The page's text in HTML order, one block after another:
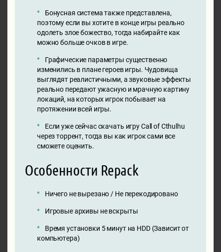
Бонусная система также представлена,
поэтому если вы хотите в конце игры реально
одолеть злое божество, тогда набирайте как
можно больше очков в игре.
Графические параметры существенно
изменились в плане героев игры. Чудовища
выглядят реалистичными, а звуковые эффекты
реально передают ужасную и мрачную картину
локаций, на которых игрок побывает на
протяжении всей игры.
Если уже сейчас скачать игру Call of Cthulhu
через торрент, тогда вы как игрок сами все
сможете оценить.
Особенности Repack
Ничего не вырезано / Не перекодировано
Игровые архивы не вскрыты
Время установки 5 минут на HDD (Зависит от
компьютера)